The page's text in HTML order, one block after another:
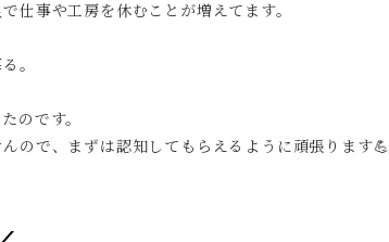
仕事や工房を休むことが増えてます。
。
のです。
ので、まずは認知してもらえるように頑張ります💪